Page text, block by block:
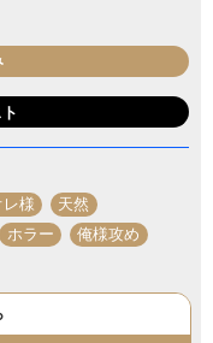
レ様
天然
ホラー
俺様攻め